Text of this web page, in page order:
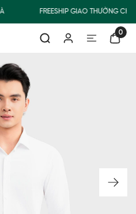
FREESHIP GIAO THƯỜNG
0